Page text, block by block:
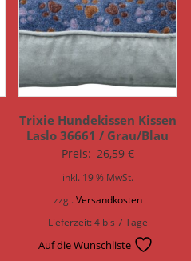
Trixie Hundekissen Kissen
Laslo 36661 / Grau/Blau
Preis: 26,59 €
inkl. 19 % MwSt.
zzgl. Versandkosten
Lieferzeit:4 bis 7 Tage
Auf die Wunschliste